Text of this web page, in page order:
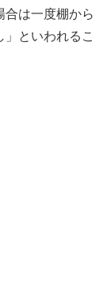
合は一度棚から
といわれるこ